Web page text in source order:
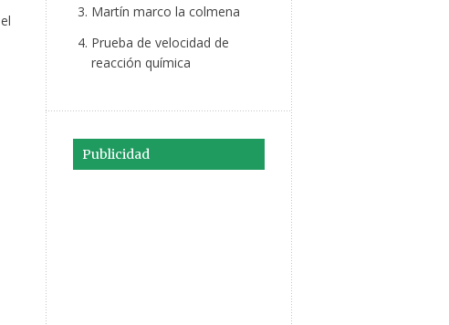
Martín marco la colmena
Prueba de velocidad de
reacción química
Publicidad